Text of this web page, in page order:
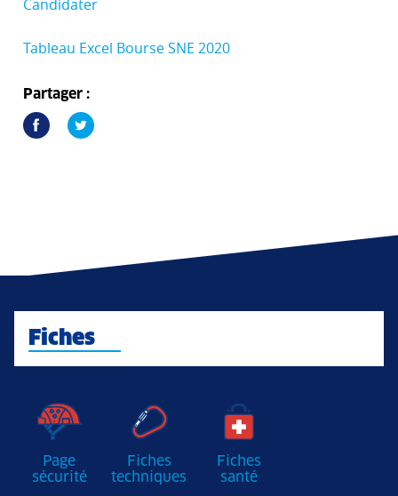
Candidater
Tableau Excel Bourse SNE 2020
Partager :
Fiches
Page
sécurité
Fiches
techniques
Fiches
santé